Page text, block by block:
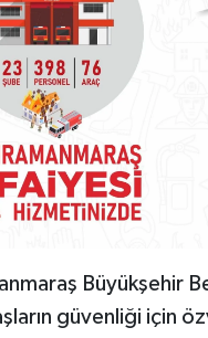
Büyükşehir
güvenliği için